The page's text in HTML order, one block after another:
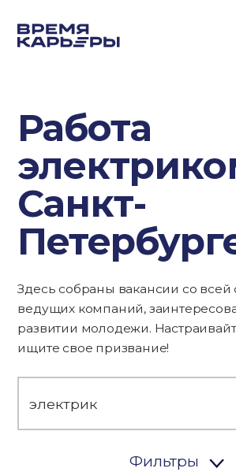
Работа
Санкт-
Здесь собраны вакансии со всей
ведущих компаний,
развитии молодежи.
ищите свое призвание!
Фильтры